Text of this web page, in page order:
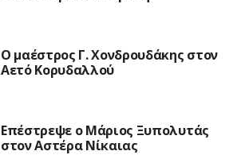
Ο μαέστρος Γ. Χονδρουδάκης στον
Αετό Κορυδαλλού
Επέστρεψε ο Μάριος Ξυπολυτάς
στον Αστέρα Νίκαιας